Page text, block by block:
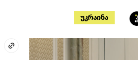
უკრაინა